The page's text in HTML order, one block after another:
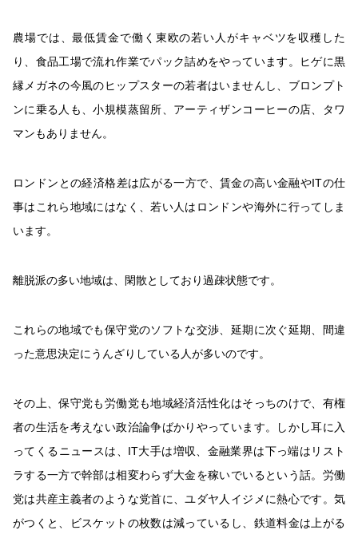
農場では、最低賃金で働く東欧の若い人がキャベツを収穫した
り、食品工場で流れ作業でパック詰めをやっています。ヒゲに黒
縁メガネの今風のヒップスターの若者はいませんし、ブロンプト
ンに乗る人も、小規模蒸留所、アーティザンコーヒーの店、タワ
マンもありません。
ロンドンとの経済格差は広がる一方で、賃金の高い金融やITの仕
事はこれら地域にはなく、若い人はロンドンや海外に行ってしま
います。
離脱派の多い地域は、閑散としており過疎状態です。
これらの地域でも保守党のソフトな交渉、延期に次ぐ延期、間違
った意思決定にうんざりしている人が多いのです。
その上、保守党も労働党も地域経済活性化はそっちのけで、有権
者の生活を考えない政治論争ばかりやっています。しかし耳に入
ってくるニュースは、IT大手は増収、金融業界は下っ端はリスト
ラする一方で幹部は相変わらず大金を稼いでいるという話。労働
党は共産主義者のような党首に、ユダヤ人イジメに熱心です。気
がつくと、ビスケットの枚数は減っているし、鉄道料金は上がる